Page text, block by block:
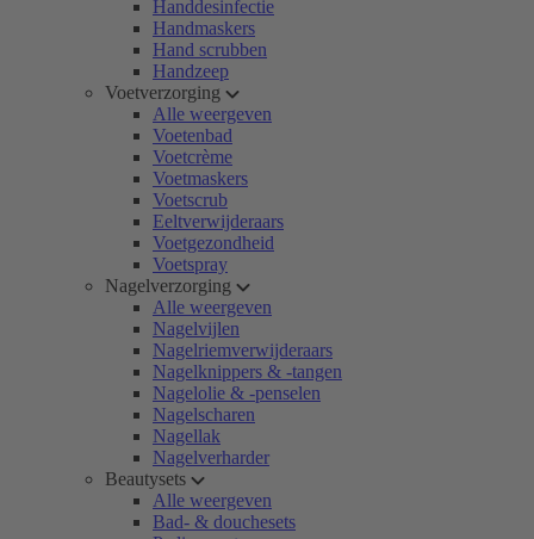
Handdesinfectie
Handmaskers
Hand scrubben
Handzeep
Voetverzorging
Alle weergeven
Voetenbad
Voetcrème
Voetmaskers
Voetscrub
Eeltverwijderaars
Voetgezondheid
Voetspray
Nagelverzorging
Alle weergeven
Nagelvijlen
Nagelriemverwijderaars
Nagelknippers & -tangen
Nagelolie & -penselen
Nagelscharen
Nagellak
Nagelverharder
Beautysets
Alle weergeven
Bad- & douchesets